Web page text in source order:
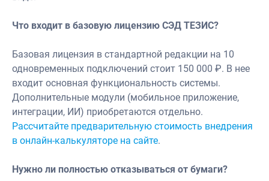
Что входит в базовую лицензию СЭД ТЕЗИС?
Базовая лицензия в стандартной редакции на 10
одновременных подключений стоит 150 000 ₽. В нее
входит основная функциональность системы.
Дополнительные модули (мобильное приложение,
интеграции, ИИ) приобретаются отдельно.
Рассчитайте предварительную стоимость внедрения
в онлайн-калькуляторе на сайте.
Нужно ли полностью отказываться от бумаги?